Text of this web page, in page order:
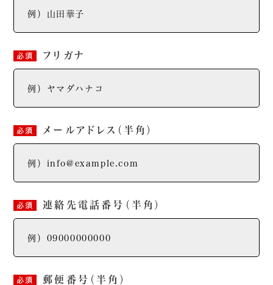
必須 フリガナ
必須 メールアドレス （半角）
必須 連絡先電話番号 （半角）
必須 郵便番号 （半角）